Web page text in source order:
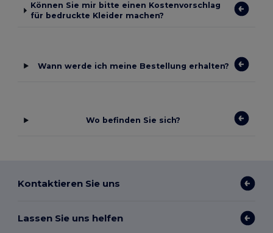
Können Sie mir bitte einen Kostenvorschlag
für bedruckte Kleider machen?
Wann werde ich meine Bestellung erhalten?
Wo befinden Sie sich?
Kontaktieren Sie uns
Lassen Sie uns helfen